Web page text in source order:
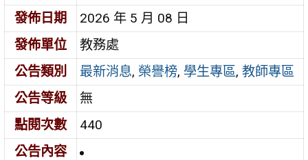
發佈日期
2026 年 5 月 08 日
發佈單位
教務處
公告類別
最新消息, 榮譽榜, 學生專區,教師專區
公告等級
無
點閱次數
440
公告內容